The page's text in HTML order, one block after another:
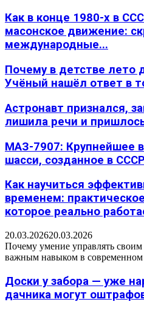
Как в конце 1980-х в
масонское движение:
международные...
Почему в детстве лето
Учёный нашёл ответ в
Астронавт признался,
лишила речи и
МАЗ-7907: Крупнейшее
шасси, созданное в
Как научиться
временем:
которое реально
20.03.202620.03.2026
Почему умение управлять
важным навыком в
Доски у забора — уже
дачника могут